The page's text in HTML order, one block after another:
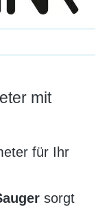
mit
für Ihr
sorgt